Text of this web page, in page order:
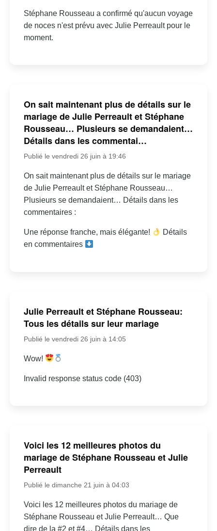
Stéphane Rousseau a confirmé qu'aucun voyage
de noces n'est prévu avec Julie Perreault pour le
moment.
On sait maintenant plus de détails sur le
mariage de Julie Perreault et Stéphane
Rousseau… Plusieurs se demandaient…
Détails dans les commentai…
Publié le vendredi 26 juin à 19:46
On sait maintenant plus de détails sur le mariage
de Julie Perreault et Stéphane Rousseau…
Plusieurs se demandaient… Détails dans les
commentaires :
Une réponse franche, mais élégante!
Détails
en commentaires
Julie Perreault et Stéphane Rousseau:
Tous les détails sur leur mariage
Publié le vendredi 26 juin à 14:05
Wow!
Invalid response status code (403)
Voici les 12 meilleures photos du
mariage de Stéphane Rousseau et Julie
Perreault
Publié le dimanche 21 juin à 04:03
Voici les 12 meilleures photos du mariage de
Stéphane Rousseau et Julie Perreault… Que
dire de la #2 et #4… Détails dans les